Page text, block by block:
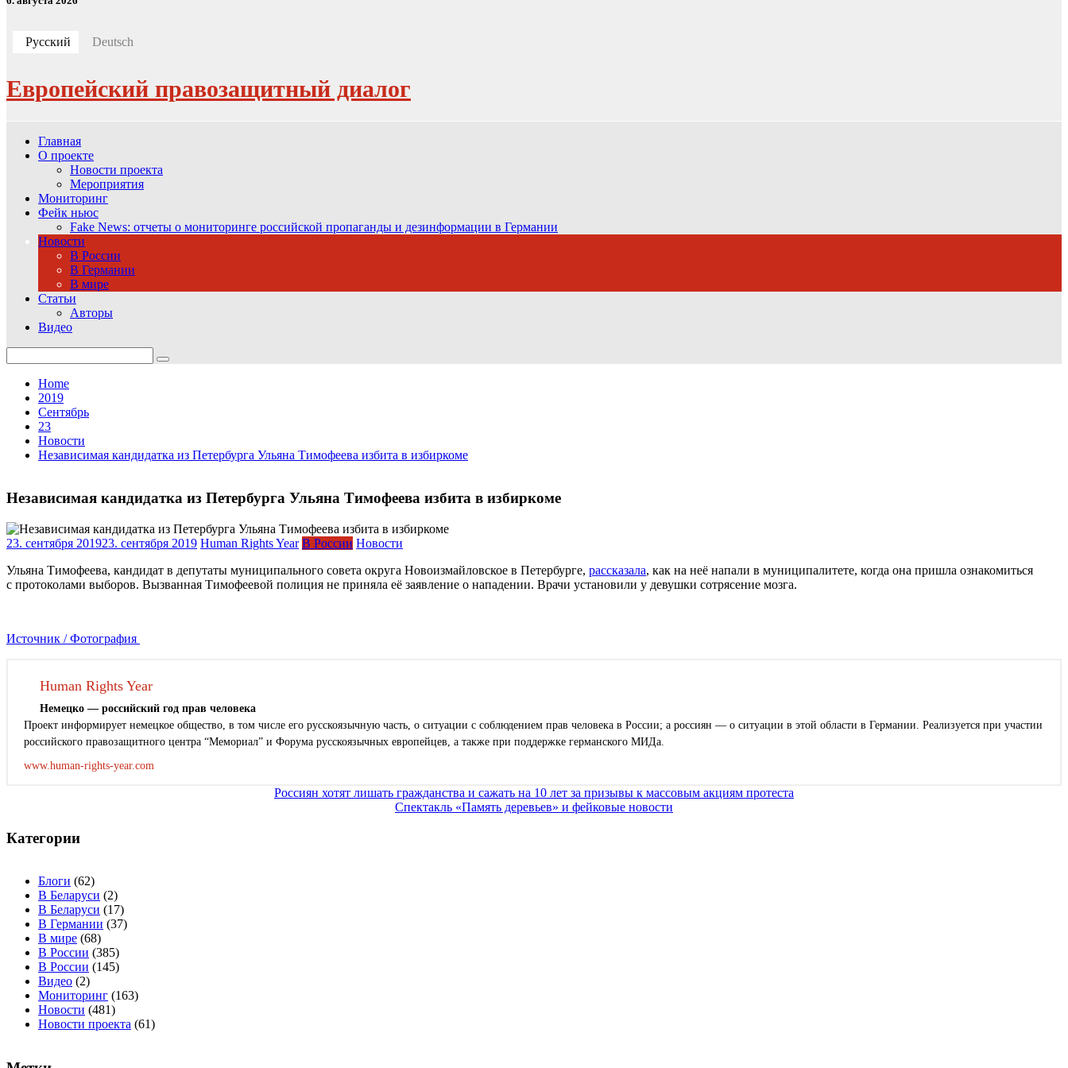
Русский Deutsch
Европейский правозащитный диалог
Главная
О проекте
Новости проекта
Мероприятия
Мониторинг
Фейк ньюс
Fake News: отчеты о мониторинге российской пропаганды и дезинформации в Германии
Новости
В России
В Германии
В мире
Статьи
Авторы
Видео
for:
Home
2019
Сентябрь
23
Новости
Независимая кандидатка из Петербурга Ульяна Тимофеева избита в избиркоме
Независимая кандидатка из Петербурга Ульяна Тимофеева избита в избиркоме
23. сентября 201923. сентября 2019 Human Rights Year В России Новости
Ульяна Тимофеева, кандидат в депутаты муниципального совета округа Новоизмайловское в Петербурге, рассказала, как на неё напали в муниципалитете, когда она пришла ознакомиться
с протоколами выборов. Вызванная Тимофеевой полиция не приняла её заявление о нападении. Врачи установили у девушки сотрясение мозга.
Источник / Фотография
Human Rights Year
Немецко — российский год прав человека
Проект информирует немецкое общество, в том числе его русскоязычную часть, о ситуации с соблюдением прав человека в России; а россиян — о ситуации в этой области в Германии. Реализуется при участии
российского правозащитного центра “Мемориал” и Форума русскоязычных европейцев, а также при поддержке германского МИДа.
www.human-rights-year.com
записям
Россиян хотят лишать гражданства и сажать на 10 лет за призывы к массовым акциям протеста
Спектакль «Память деревьев» и фейковые новости
Категории
Блоги (62)
В Беларуси (2)
В Беларуси (17)
В Германии (37)
В мире (68)
В России (385)
В России (145)
Видео (2)
Мониторинг (163)
Новости (481)
Новости проекта (61)